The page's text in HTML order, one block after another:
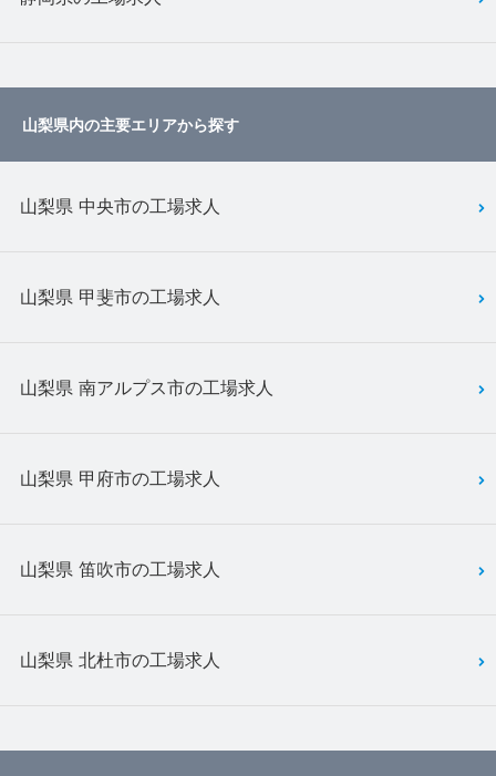
山梨県内の主要エリアから探す
山梨県 中央市の工場求人
山梨県 甲斐市の工場求人
山梨県 南アルプス市の工場求人
山梨県 甲府市の工場求人
山梨県 笛吹市の工場求人
山梨県 北杜市の工場求人